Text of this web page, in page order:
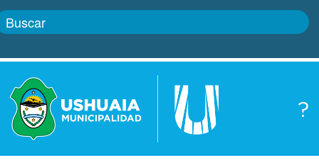
?
Boletín
Gobierno